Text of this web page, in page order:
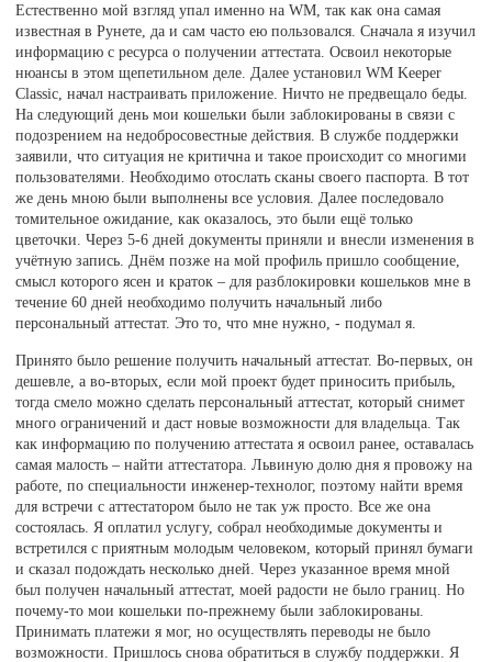
Естественно мой взгляд упал именно на WM, так как она самая
известная в Рунете, да и сам часто ею пользовался. Сначала я изучил
информацию с ресурса о получении аттестата. Освоил некоторые
нюансы в этом щепетильном деле. Далее установил WM Keeper
Classic, начал настраивать приложение. Ничто не предвещало беды.
На следующий день мои кошельки были заблокированы в связи с
подозрением на недобросовестные действия. В службе поддержки
заявили, что ситуация не критична и такое происходит со многими
пользователями. Необходимо отослать сканы своего паспорта. В тот
же день мною были выполнены все условия. Далее последовало
томительное ожидание, как оказалось, это были ещё только
цветочки. Через 5-6 дней документы приняли и внесли изменения в
учётную запись. Днём позже на мой профиль пришло сообщение,
смысл которого ясен и краток – для разблокировки кошельков мне в
течение 60 дней необходимо получить начальный либо
персональный аттестат. Это то, что мне нужно, - подумал я.
Принято было решение получить начальный аттестат. Во-первых, он
дешевле, а во-вторых, если мой проект будет приносить прибыль,
тогда смело можно сделать персональный аттестат, который снимет
много ограничений и даст новые возможности для владельца. Так
как информацию по получению аттестата я освоил ранее, оставалась
самая малость – найти аттестатора. Львиную долю дня я провожу на
работе, по специальности инженер-технолог, поэтому найти время
для встречи с аттестатором было не так уж просто. Все же она
состоялась. Я оплатил услугу, собрал необходимые документы и
встретился с приятным молодым человеком, который принял бумаги
и сказал подождать несколько дней. Через указанное время мной
был получен начальный аттестат, моей радости не было границ. Но
почему-то мои кошельки по-прежнему были заблокированы.
Принимать платежи я мог, но осуществлять переводы не было
возможности. Пришлось снова обратиться в службу поддержки. Я